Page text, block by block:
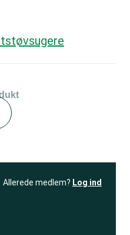
Allerede medlem? Log ind